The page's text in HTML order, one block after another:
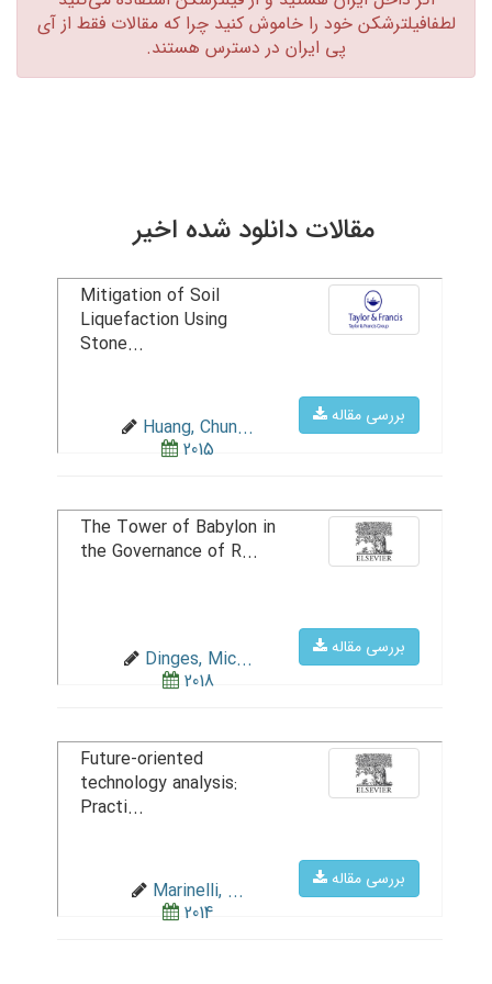
لطفافیلترشکن خود را خاموش کنید چرا که مقالات فقط از آی
پی ایران در دسترس هستند.‏
مقالات دانلود شده اخیر
بررسی مقاله
Mitigation of Soil
Liquefaction Using
Stone...
Huang, Chun...
2015
بررسی مقاله
The Tower of Babylon in
the Governance of R...
Dinges, Mic...
2018
بررسی مقاله
Future-oriented
technology analysis:
Practi...
Marinelli, ...
2014